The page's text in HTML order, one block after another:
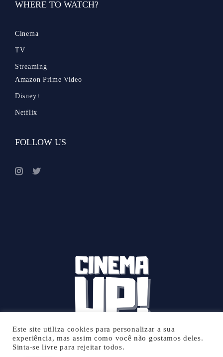
WHERE TO WATCH?
Cinema
TV
Streaming
Amazon Prime Video
Disney+
Netflix
FOLLOW US
Este site utiliza cookies para personalizar a sua
experiência, mas assim como você não gostamos deles.
Sinta-se livre para rejeitar todos.